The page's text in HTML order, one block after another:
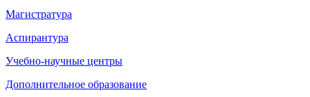
Магистратура
Аспирантура
Учебно-научные центры
Дополнительное образование